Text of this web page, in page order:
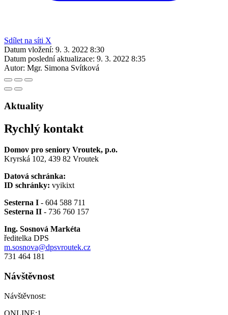
Sdílet na síti X
Datum vložení: 9. 3. 2022 8:30
Datum poslední aktualizace: 9. 3. 2022 8:35
Autor: Mgr. Simona Svítková
Aktuality
Rychlý kontakt
Domov pro seniory Vroutek, p.o.
Kryrská 102, 439 82 Vroutek
Datová schránka:
ID schránky: vyikixt
Sesterna I - 604 588 711
Sesterna II - 736 760 157
Ing. Sosnová Markéta
ředitelka DPS
m.sosnova@dpsvroutek.cz
731 464 181
Návštěvnost
Návštěvnost:
ONLINE:1